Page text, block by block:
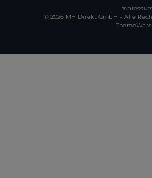
© 2026 MH Direkt GmbH - Alle